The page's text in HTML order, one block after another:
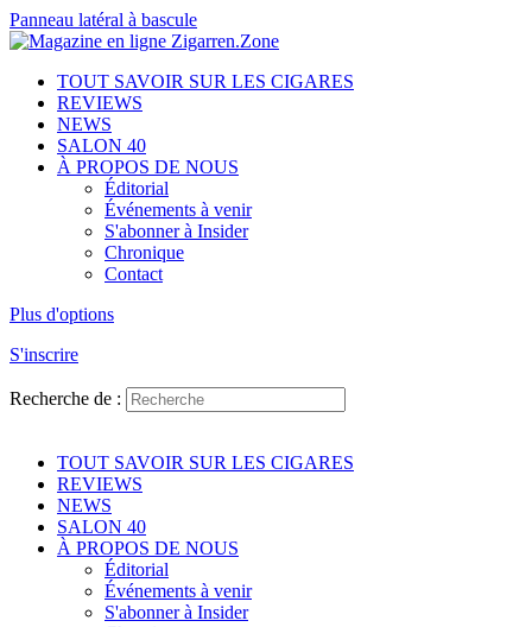
Panneau latéral à bascule
TOUT SAVOIR SUR LES CIGARES
REVIEWS
NEWS
SALON 40
À PROPOS DE NOUS
Éditorial
Événements à venir
S'abonner à Insider
Chronique
Contact
Plus d'options
S'inscrire
Recherche de :
TOUT SAVOIR SUR LES CIGARES
REVIEWS
NEWS
SALON 40
À PROPOS DE NOUS
Éditorial
Événements à venir
S'abonner à Insider